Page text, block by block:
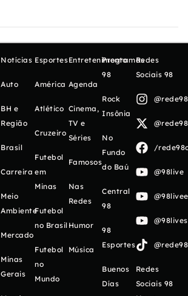
Notícias
Auto
BH e
Região
Brasil
Carreira
Meio
Ambiente
Mercado
Minas
Gerais
Esportes
América
Atlético
Cruzeiro
Futebol
em
Minas
Futebol
no Brasil
Futebol
no
Mundo
Entretenimento
Agenda
Cinema,
TV e
Séries
Famosos
Nas
Redes
Humor
Música
Programas
98
Rock
Insônia
No
Fundo
do Baú
Central
98
98
Esportes
Buenos
Días
Redes
Sociais 98
/
@98live
Redes
Sociais 98